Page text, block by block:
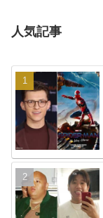
人気記事